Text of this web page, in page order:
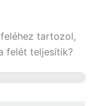
tartozol,
felét teljesítik?